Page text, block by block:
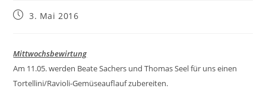
Beitrag3. Mai 2016
Mittwochsbewirtung
Am 11.05. werden Beate Sachers und Thomas Seel für uns einen
Tortellini/Ravioli-Gemüseauflauf zubereiten.